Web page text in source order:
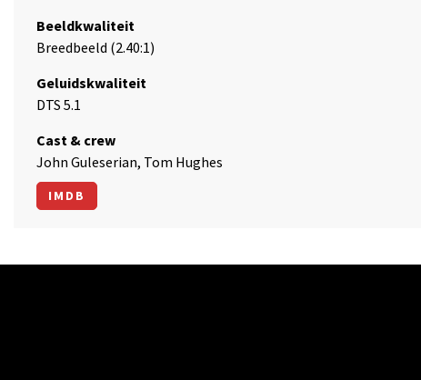
Beeldkwaliteit
Breedbeeld (2.40:1)
Geluidskwaliteit
DTS 5.1
Cast & crew
John Guleserian, Tom Hughes
IMDB